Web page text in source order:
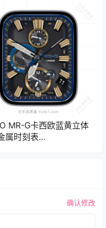
MR-G卡西欧蓝黄立体
属时刻表
确认修改